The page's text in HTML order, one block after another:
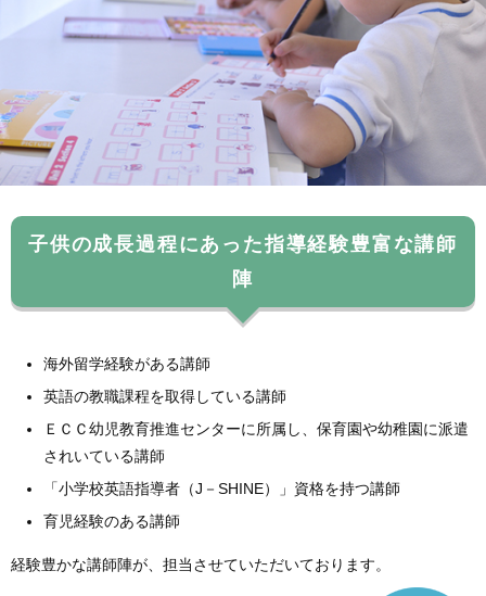
子供の成長過程にあった指導経験豊富な講師
陣
海外留学経験がある講師
英語の教職課程を取得している講師
ＥＣＣ幼児教育推進センターに所属し、保育園や幼稚園に派遣
されいている講師
「小学校英語指導者（J－SHINE）」資格を持つ講師
育児経験のある講師
経験豊かな講師陣が、担当させていただいております。